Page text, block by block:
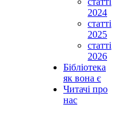
2024
статті
2025
статті
2026
Бібліотека
як вона є
Читачі про
нас